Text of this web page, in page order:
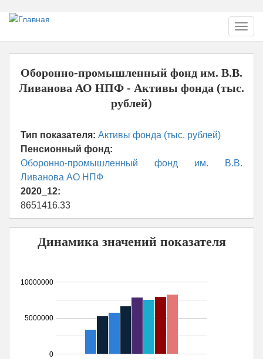
Перейти
основному
содержанию
Оборонно-промышленный фонд им. В.В.
Ливанова АО НПФ - Активы фонда (тыс.
рублей)
Тип показателя: Активы фонда (тыс. рублей)
Пенсионный фонд:
Оборонно-промышленный фонд им. В.В.
Ливанова АО НПФ
2020_12:
8651416.33
Динамика значений показателя
0
5000000
10000000